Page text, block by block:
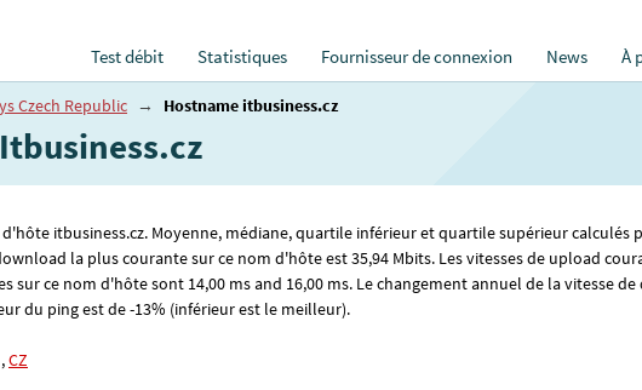
Test débit Statistiques Fournisseur de connexion News À
Czech Republic → Hostname itbusiness.cz
itbusiness.cz. Moyenne, médiane, quartile inférieur et quartile supérieur calculés
la plus courante sur ce nom d'hôte est 35,94 Mbits. Les vitesses de upload
sur ce nom d'hôte sont 14,00 ms and 16,00 ms. Le changement annuel de la vitesse
du ping est de -13% (inférieur est le meilleur).
,CZ